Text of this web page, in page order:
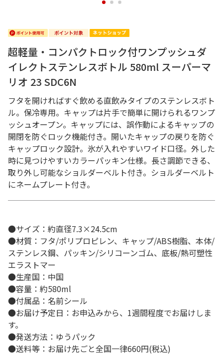
1 2 3
超軽量・コンパクトロック付ワンプッシュダ
イレクトステンレスボトル 580ml スーパーマ
リオ 23 SDC6N
フタを開ければすぐ飲める直飲みタイプのステンレスボト
ル。保冷専用。キャップは片手で簡単に開けられるワンプ
ッシュオープン。キャップには、誤作動によるキャップの
開閉を防ぐロック機能付き。開いたキャップの戻りを防ぐ
キャップロック設計。氷が入れやすいワイド口径。外した
時に見つけやすいカラーパッキン仕様。長さ調節できる、
取り外し可能なショルダーベルト付き。ショルダーベルト
にネームプレート付き。
●サイズ：約直径7.3×24.5cm
●材質：フタ/ポリプロピレン、キャップ/ABS樹脂、本体/
ステンレス鋼、パッキン/シリコーンゴム、底板/熱可塑性
エラストマー
●生産国：中国
●容量：約580ml
●付属品：名前シール
●お届け予定日：お申込みから、1週間程度でお届けしま
す。
●発送方法：ゆうパック
●送料等：お届け先ごと全国一律660円(税込)